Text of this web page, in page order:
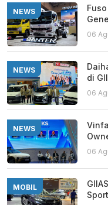
NEWS
06
NEWS
di
06
NEWS
06
MOBIL